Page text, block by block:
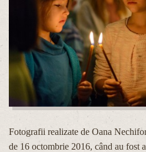
Fotografii realizate de Oana
de 16 octombrie 2016, când au fost